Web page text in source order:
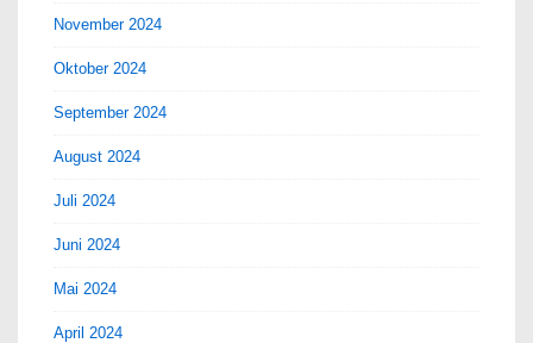
November 2024
Oktober 2024
September 2024
August 2024
Juli 2024
Juni 2024
Mai 2024
April 2024